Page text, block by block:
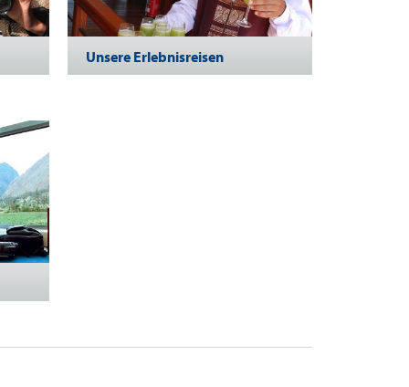
Unsere Erlebnisreisen